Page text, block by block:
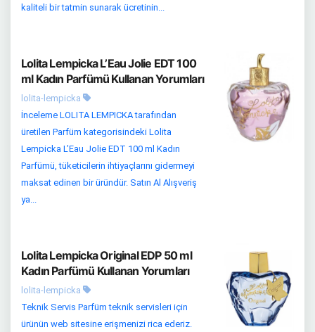
kaliteli bir tatmin sunarak ücretinin...
Lolita Lempicka L’Eau Jolie EDT 100
ml Kadın Parfümü Kullanan Yorumları
lolita-lempicka
İnceleme LOLITA LEMPICKA tarafından
üretilen Parfüm kategorisindeki Lolita
Lempicka L’Eau Jolie EDT 100 ml Kadın
Parfümü, tüketicilerin ihtiyaçlarını gidermeyi
maksat edinen bir üründür. Satın Al Alışveriş
ya...
Lolita Lempicka Original EDP 50 ml
Kadın Parfümü Kullanan Yorumları
lolita-lempicka
Teknik Servis Parfüm teknik servisleri için
ürünün web sitesine erişmenizi rica ederiz.